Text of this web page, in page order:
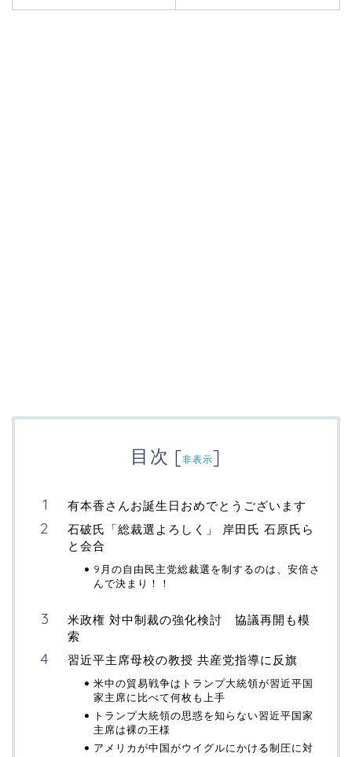
目次 [非表示]
有本香さんお誕生日おめでとうございます
石破氏「総裁選よろしく」 岸田氏 石原氏ら
と会合
9月の自由民主党総裁選を制するのは、安倍さ
んで決まり！！
米政権 対中制裁の強化検討 協議再開も模
索
習近平主席母校の教授 共産党指導に反旗
米中の貿易戦争はトランプ大統領が習近平国
家主席に比べて何枚も上手
トランプ大統領の思惑を知らない習近平国家
主席は裸の王様
アメリカが中国がウイグルにかける制圧に対